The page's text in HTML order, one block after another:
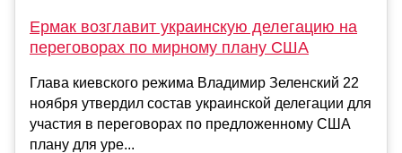
Ермак возглавит украинскую делегацию на
переговорах по мирному плану США
Глава киевского режима Владимир Зеленский 22
ноября утвердил состав украинской делегации для
участия в переговорах по предложенному США
плану для уре...